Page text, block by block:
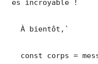
es incroyable !